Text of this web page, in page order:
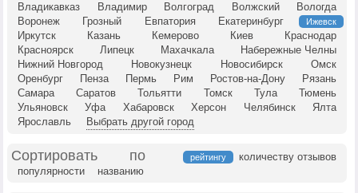
Владикавказ
Владимир Волгоград Волжский
Вологда
Воронеж
Грозный Евпатория Екатеринбург Ижевск
Иркутск Казань Кемерово Киев
Краснодар
Красноярск
Липецк Махачкала
Набережные Челны
Нижний Новгород
Новокузнецк Новосибирск
Омск
Оренбург
Пенза Пермь Рим Ростов-на-Дону
Рязань
Самара
Саратов Тольятти Томск Тула
Тюмень
Ульяновск
Уфа Хабаровск Херсон Челябинск
Ялта
Ярославль
Выбрать другой город
Сортировать по рейтингу
количеству отзывов
популярности
названию